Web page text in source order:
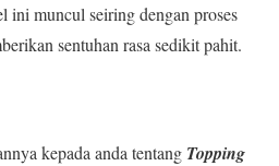
ini muncul seiring dengan proses
sentuhan rasa sedikit pahit.
kepada anda tentang Topping